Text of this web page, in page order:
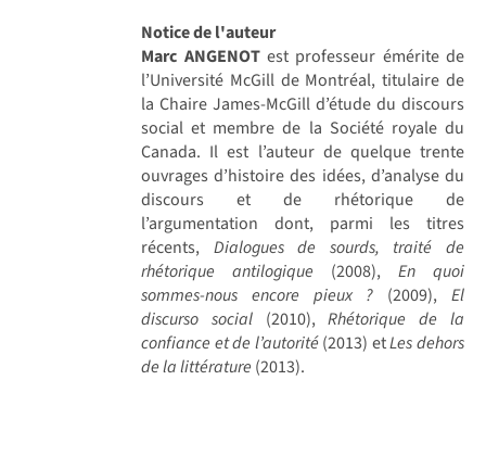
Notice de l'auteur
Marc ANGENOTest professeur émérite de
l’Université McGill de Montréal, titulaire de
la Chaire James-McGill d’étude du discours
social et membre de la Société royale du
Canada. Il est l’auteur de quelque trente
ouvrages d’histoire des idées, d’analyse du
discours et de rhétorique de
l’argumentation dont, parmi les titres
récents, Dialogues de sourds, traité de
rhétorique antilogique (2008),En quoi
sommes-nous encore pieux ? (2009), El
discurso social(2010),Rhétorique de la
confiance et de l’autorité(2013) etLes dehors
de la littérature (2013).